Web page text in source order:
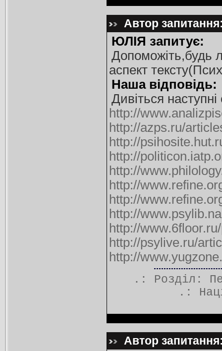
Автор
ЮЛІЯ запитує:
Допоможіть,будь
аспект
Наша відповідь:
Дивіться наступні
http://
http://azps.ru/
http://
http://
http://
http://
http://
http://
http://
http://psylive.ru/
http://
.: Розділ:
.:
Автор